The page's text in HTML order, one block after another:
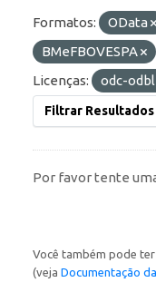
Formatos: OData
BMeFBOVESPA
Licenças:
odc-odbl
Filtrar Resultados
Por favor tente
Você também pode
(veja Documentação